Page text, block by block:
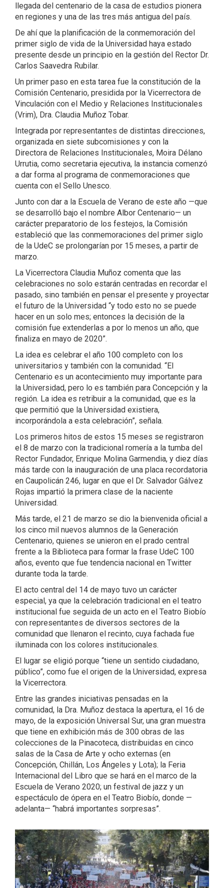
llegada del centenario de la casa de estudios pionera
en regiones y una de las tres más antigua del país.
De ahí que la planificación de la conmemoración del
primer siglo de vida de la Universidad haya estado
presente desde un principio en la gestión del Rector Dr.
Carlos Saavedra Rubilar.
Un primer paso en esta tarea fue la constitución de la
Comisión Centenario, presidida por la Vicerrectora de
Vinculación con el Medio y Relaciones Institucionales
(Vrim), Dra. Claudia Muñoz Tobar.
Integrada por representantes de distintas direcciones,
organizada en siete subcomisiones y con la
Directora de Relaciones Institucionales, Moira Délano
Urrutia, como secretaria ejecutiva, la instancia comenzó
a dar forma al programa de conmemoraciones que
cuenta con el Sello Unesco.
Junto con dar a la Escuela de Verano de este año —que
se desarrolló bajo el nombre Albor Centenario— un
carácter preparatorio de los festejos, la Comisión
estableció que las conmemoraciones del primer siglo
de la UdeC se prolongarían por 15 meses, a partir de
marzo.
La Vicerrectora Claudia Muñoz comenta que las
celebraciones no solo estarán centradas en recordar el
pasado, sino también en pensar el presente y proyectar
el futuro de la Universidad “y todo esto no se puede
hacer en un solo mes; entonces la decisión de la
comisión fue extenderlas a por lo menos un año, que
finaliza en mayo de 2020”.
La idea es celebrar el año 100 completo con los
universitarios y también con la comunidad. “El
Centenario es un acontecimiento muy importante para
la Universidad, pero lo es también para Concepción y la
región. La idea es retribuir a la comunidad, que es la
que permitió que la Universidad existiera,
incorporándola a esta celebración”, señala.
Los primeros hitos de estos 15 meses se registraron
el 8 de marzo con la tradicional romería a la tumba del
Rector Fundador, Enrique Molina Garmendia, y diez días
más tarde con la inauguración de una placa recordatoria
en Caupolicán 246, lugar en que el Dr. Salvador Gálvez
Rojas impartió la primera clase de la naciente
Universidad.
Más tarde, el 21 de marzo se dio la bienvenida oficial a
los cinco mil nuevos alumnos de la Generación
Centenario, quienes se unieron en el prado central
frente a la Biblioteca para formar la frase UdeC 100
años, evento que fue tendencia nacional en Twitter
durante toda la tarde.
El acto central del 14 de mayo tuvo un carácter
especial, ya que la celebración tradicional en el teatro
institucional fue seguida de un acto en el Teatro Biobío
con representantes de diversos sectores de la
comunidad que llenaron el recinto, cuya fachada fue
iluminada con los colores institucionales.
El lugar se eligió porque “tiene un sentido ciudadano,
público”, como fue el origen de la Universidad, expresa
la Vicerrectora.
Entre las grandes iniciativas pensadas en la
comunidad, la Dra. Muñoz destaca la apertura, el 16 de
mayo, de la exposición Universal Sur, una gran muestra
que tiene en exhibición más de 300 obras de las
colecciones de la Pinacoteca, distribuidas en cinco
salas de la Casa de Arte y ocho externas (en
Concepción, Chillán, Los Ángeles y Lota); la Feria
Internacional del Libro que se hará en el marco de la
Escuela de Verano 2020; un festival de jazz y un
espectáculo de ópera en el Teatro Biobío, donde —
adelanta— “habrá importantes sorpresas”.